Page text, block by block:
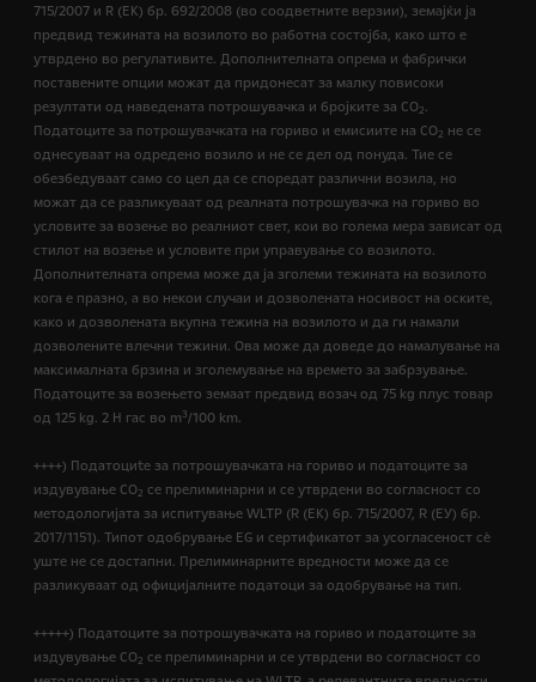
715/2007 и R (ЕК) бр. 692/2008 (во соодветните верзии), земајќи ја
предвид тежината на возилото во работна состојба, како што е
утврдено во регулативите. Дополнителната опрема и фабрички
поставените опции можат да придонесат за малку повисоки
резултати од наведената потрошувачка и бројките за CO2.
Податоците за потрошувачката на гориво и емисиите на CO2 не се
однесуваат на одредено возило и не се дел од понуда. Тие се
обезбедуваат само со цел да се споредат различни возила, но
можат да се разликуваат од реалната потрошувачка на гориво во
условите за возење во реалниот свет, кои во голема мера зависат од
стилот на возење и условите при управување со возилото.
Дополнителната опрема може да ја зголеми тежината на возилото
кога е празно, а во некои случаи и дозволената носивост на оските,
како и дозволената вкупна тежина на возилото и да ги намали
дозволените влечни тежини. Ова може да доведе до намалување на
максималната брзина и зголемување на времето за забрзување.
Податоците за возењето земаат предвид возач од 75 kg плус товар
од 125 kg. 2 H гас во m3/100 km.
++++) Податоциte за потрошувачката на гориво и податоците за
издувување CO2 се прелиминарни и се утврдени во согласност со
методологијата за испитување WLTP (R (EК) бр. 715/2007, R (ЕУ) бр.
2017/1151). Типот одобрување EG и сертификатот за усогласеност сѐ
уште не се достапни. Прелиминарните вредности може да се
разликуваат од официјалните податоци за одобрување на тип.
+++++) Податоците за потрошувачката на гориво и податоците за
издувување CO2 се прелиминарни и се утврдени во согласност со